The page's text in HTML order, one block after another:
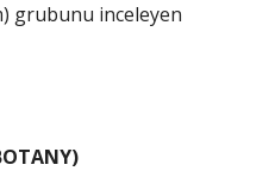
grubunu inceleyen